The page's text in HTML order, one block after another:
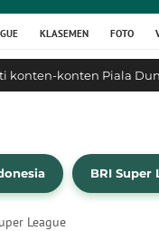
KLASEMEN FOTO
konten-konten Piala
BRI Super
League